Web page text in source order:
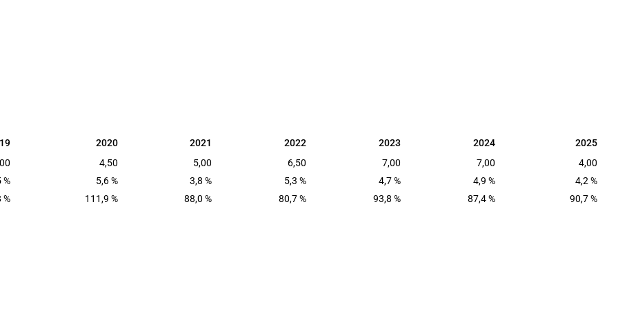
2020 2021 2022 2023 2024 2025
2020 2021 2022 2023 2024
2025
4,50 5,00 6,50 7,00 7,00
4,00
% 5,6 % 3,8 % 5,3 % 4,7 % 4,9 %
4,2 %
% 111,9 % 88,0 % 80,7 % 93,8 % 87,4 % 90,7 %